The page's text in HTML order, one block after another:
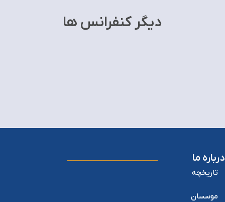
دیگر کنفرانس ها
درباره ما
تاریخچه
موسسان